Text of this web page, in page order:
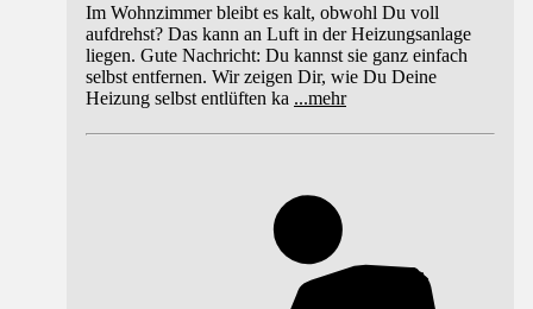
Im Wohnzimmer bleibt es kalt, obwohl Du voll
aufdrehst? Das kann an Luft in der Heizungsanlage
liegen. Gute Nachricht: Du kannst sie ganz einfach
selbst entfernen. Wir zeigen Dir, wie Du Deine
Heizung selbst entlüften ka ...mehr